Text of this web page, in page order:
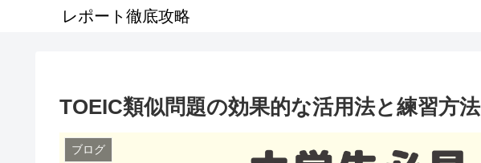
レポート徹底攻略
TOEIC類似問題の効果的な活用法と練習方法
ブログ